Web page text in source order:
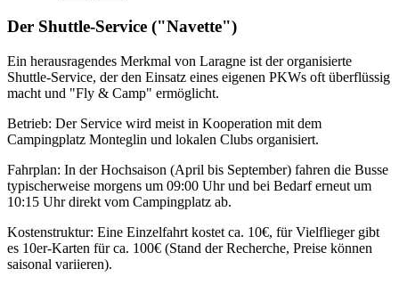
Der Shuttle-Service ("Navette")
Ein herausragendes Merkmal von Laragne ist der organisierte
Shuttle-Service, der den Einsatz eines eigenen PKWs oft überflüssig
macht und "Fly & Camp" ermöglicht.
Betrieb: Der Service wird meist in Kooperation mit dem
Campingplatz Monteglin und lokalen Clubs organisiert.
Fahrplan: In der Hochsaison (April bis September) fahren die Busse
typischerweise morgens um 09:00 Uhr und bei Bedarf erneut um
10:15 Uhr direkt vom Campingplatz ab.
Kostenstruktur: Eine Einzelfahrt kostet ca. 10€, für Vielflieger gibt
es 10er-Karten für ca. 100€ (Stand der Recherche, Preise können
saisonal variieren).